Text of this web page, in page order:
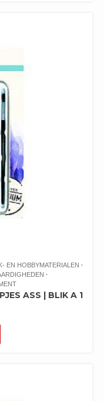
EN HOBBYMATERIALEN
ASS | BLIK A 1